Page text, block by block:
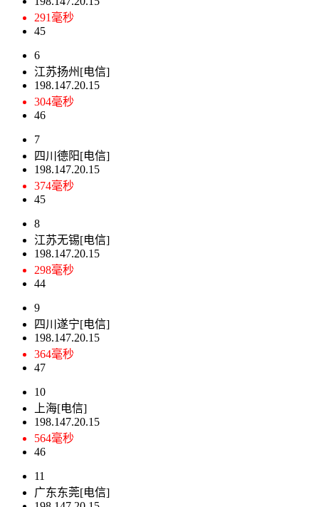
291毫秒
45
6
江苏扬州[电信]
198.147.20.15
304毫秒
46
7
四川德阳[电信]
198.147.20.15
374毫秒
45
8
江苏无锡[电信]
198.147.20.15
298毫秒
44
9
四川遂宁[电信]
198.147.20.15
364毫秒
47
10
上海[电信]
198.147.20.15
564毫秒
46
11
广东东莞[电信]